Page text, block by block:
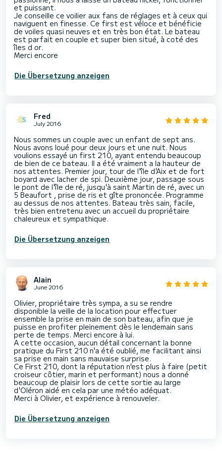
et puissant.
Je conseille ce voilier aux fans de réglages et à ceux qui
naviguent en finesse. Ce first est véloce et bénéficie
de voiles quasi neuves et en très bon état. Le bateau
est parfait en couple et super bien situé, à coté des
îles d or.
Merci encore
Die Übersetzung anzeigen
Fred
July 2016
Nous sommes un couple avec un enfant de sept ans.
Nous avons loué pour deux jours et une nuit. Nous
voulions essayé un first 210, ayant entendu beaucoup
de bien de ce bateau. Il a été vraiment a la hauteur de
nos attentes. Premier jour, tour de l'île d'Aix et de fort
boyard avec lacher de spi. Deuxième jour, passage sous
le pont de l'île de ré, jusqu'à saint Martin de ré, avec un
5 Beaufort , prise de ris et gîte prononcée. Programme
au dessus de nos attentes. Bateau très sain, facile,
très bien entretenu avec un accueil du propriétaire
chaleureux et sympathique.
Die Übersetzung anzeigen
Alain
June 2016
Olivier, propriétaire très sympa, a su se rendre
disponible la veille de la location pour effectuer
ensemble la prise en main de son bateau, afin que je
puisse en profiter pleinement dès le lendemain sans
perte de temps. Merci encore à lui.
A cette occasion, aucun détail concernant la bonne
pratique du First 210 n'a été oublié, me facilitant ainsi
sa prise en main sans mauvaise surprise.
Ce First 210, dont la réputation n'est plus à faire (petit
croiseur côtier, marin et performant) nous a donné
beaucoup de plaisir lors de cette sortie au large
d'Oléron aidé en cela par une météo adéquat.
Merci à Olivier, et expérience à renouveler.
Die Übersetzung anzeigen